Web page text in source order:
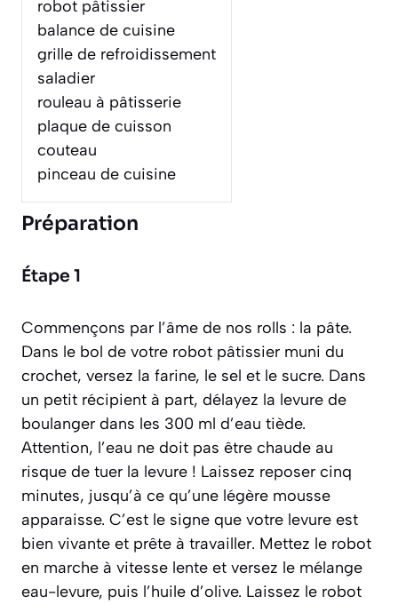
robot pâtissier
balance de cuisine
grille de refroidissement
saladier
rouleau à pâtisserie
plaque de cuisson
couteau
pinceau de cuisine
Préparation
Étape 1
Commençons par l’âme de nos rolls : la pâte.
Dans le bol de votre robot pâtissier muni du
crochet, versez la farine, le sel et le sucre. Dans
un petit récipient à part, délayez la levure de
boulanger dans les 300 ml d’eau tiède.
Attention, l’eau ne doit pas être chaude au
risque de tuer la levure ! Laissez reposer cinq
minutes, jusqu’à ce qu’une légère mousse
apparaisse. C’est le signe que votre levure est
bien vivante et prête à travailler. Mettez le robot
en marche à vitesse lente et versez le mélange
eau-levure, puis l’huile d’olive. Laissez le robot